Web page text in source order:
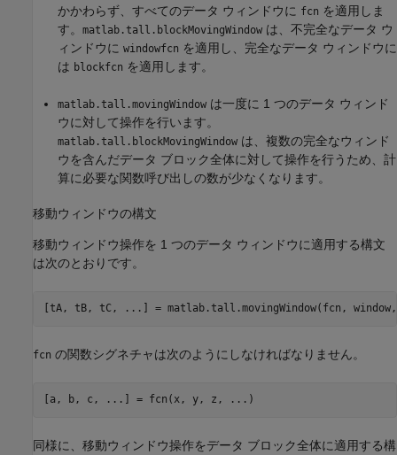
かかわらず、すべてのデータ ウィンドウに fcn を適用しま
す。 matlab.tall.blockMovingWindow は、不完全なデータ ウ
ィンドウに windowfcn を適用し、完全なデータ ウィンドウに
は blockfcn を適用します。
matlab.tall.movingWindow は一度に 1 つのデータ ウィンド
ウに対して操作を行います。
matlab.tall.blockMovingWindow は、複数の完全なウィンド
ウを含んだデータ ブロック全体に対して操作を行うため、計
算に必要な関数呼び出しの数が少なくなります。
移動ウィンドウの構文
移動ウィンドウ操作を 1 つのデータ ウィンドウに適用する構文
は次のとおりです。
[tA, tB, tC, ...] = matlab.tall.movingWindow(fcn,
fcn の関数シグネチャは次のようにしなければなりません。
[a, b, c, ...] = fcn(x, y, z, ...)
同様に、移動ウィンドウ操作をデータ ブロック全体に適用する構